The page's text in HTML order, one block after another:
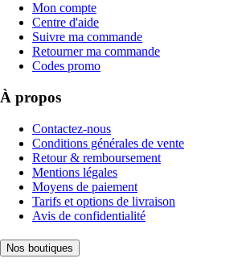
Mon compte
Centre d'aide
Suivre ma commande
Retourner ma commande
Codes promo
À propos
Contactez-nous
Conditions générales de vente
Retour & remboursement
Mentions légales
Moyens de paiement
Tarifs et options de livraison
Avis de confidentialité
Nos boutiques